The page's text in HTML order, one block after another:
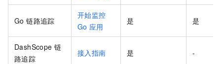
Go 链路追踪
开始监控
Go 应用
是 是
DashScope 链
路追踪
接入指南 是 -